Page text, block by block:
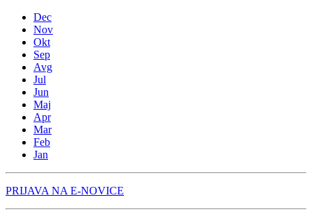
Dec
Nov
Okt
Sep
Avg
Jul
Jun
Maj
Apr
Mar
Feb
Jan
PRIJAVA NA E-NOVICE